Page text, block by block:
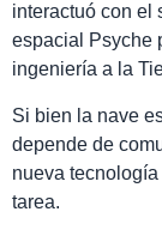
interactuó con el
espacial Psyche
ingeniería a la
Si bien la nave
depende de
nueva
tarea.